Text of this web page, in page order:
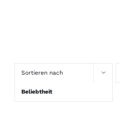
Sortieren nach
Beliebtheit